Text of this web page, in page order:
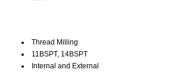
Thread Milling
11BSPT, 14BSPT
Internal and External